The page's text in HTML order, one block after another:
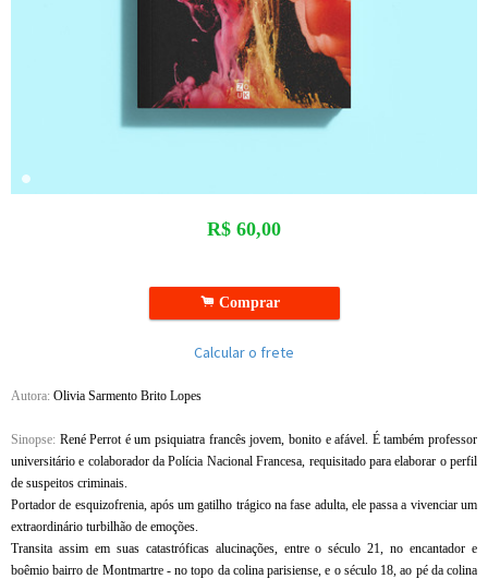
R$ 60,00
.Comprar
Calcular o frete
Autora: Olivia Sarmento Brito Lopes
Sinopse: René Perrot é um psiquiatra francês jovem, bonito e afável. É também professor
universitário e colaborador da Polícia Nacional Francesa, requisitado para elaborar o perfil
de suspeitos criminais.
Portador de esquizofrenia, após um gatilho trágico na fase adulta, ele passa a vivenciar um
extraordinário turbilhão de emoções.
Transita assim em suas catastróficas alucinações, entre o século 21, no encantador e
boêmio bairro de Montmartre - no topo da colina parisiense, e o século 18, ao pé da colina